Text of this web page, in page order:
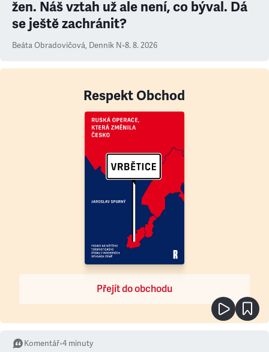
žen. Náš vztah už ale není, co býval. Dá
se ještě zachránit?
Beáta Obradovičová, Denník N•8. 8. 2026
Respekt Obchod
Přejít do obchodu
Komentář•4 minuty